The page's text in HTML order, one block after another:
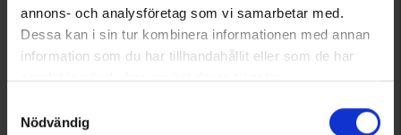
annons- och analysföretag som vi samarbetar med.
Dessa kan i sin tur kombinera informationen med annan
information som du har tillhandahållit eller som de har
samlat in när du har använt deras tjänster.
Nödvändig